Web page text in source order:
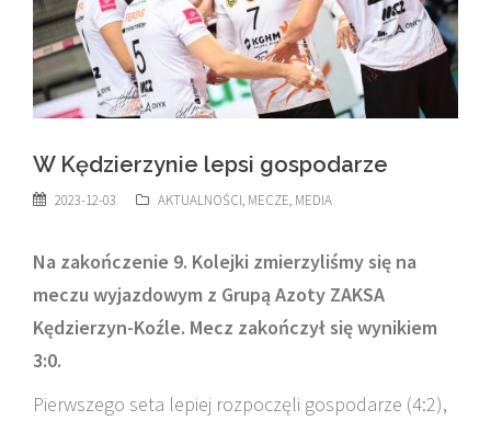
W Kędzierzynie lepsi gospodarze
2023-12-03 AKTUALNOŚCI, MECZE, MEDIA
Na zakończenie 9. Kolejki zmierzyliśmy się na
meczu wyjazdowym z Grupą Azoty ZAKSA
Kędzierzyn-Koźle. Mecz zakończył się wynikiem
3:0.
Pierwszego seta lepiej rozpoczęli gospodarze (4:2),